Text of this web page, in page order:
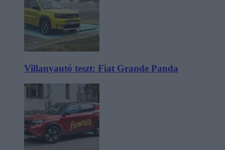
Villanyautó teszt: Fiat Grande Panda